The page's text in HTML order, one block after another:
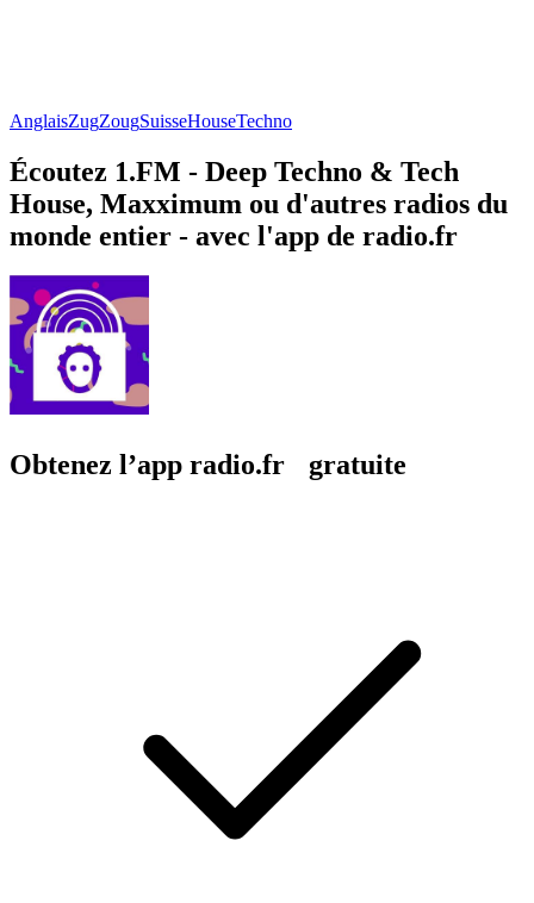
AnglaisZugZougSuisseHouseTechno
Écoutez 1.FM - Deep Techno & Tech
House, Maxximum ou d'autres radios du
monde entier - avec l'app de radio.fr
Obtenez l’app radio.fr gratuite